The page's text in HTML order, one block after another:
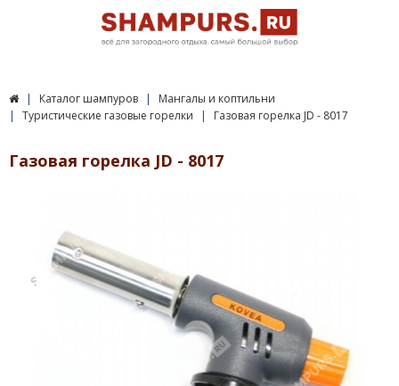
Каталог шампуров
Мангалы и коптильни
Туристические газовые горелки
Газовая горелка JD - 8017
Газовая горелка JD - 8017